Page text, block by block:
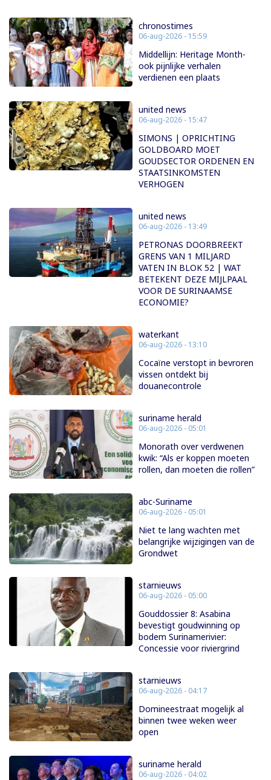
chronostimes
06-aug-2026 - 15:59
Middellijn: Heritage Month-
ook pijnlijke verhalen
verdienen een plaats
united news
06-aug-2026 - 15:47
SIMONS | OPRICHTING
GOLDBOARD MOET
GOUDSECTOR ORDENEN EN
STAATSINKOMSTEN
VERHOGEN
united news
06-aug-2026 - 13:49
PETRONAS DOORBREEKT
GRENS VAN 1 MILJARD
VATEN IN BLOK 52 | WAT
BETEKENT DEZE MIJLPAAL
VOOR DE SURINAAMSE
ECONOMIE?
waterkant
06-aug-2026 - 13:10
Cocaïne verstopt in bevroren
vissen ontdekt bij
douanecontrole
suriname herald
06-aug-2026 - 05:01
Monorath over verdwenen
kwik: “Als er koppen moeten
rollen, dan moeten die rollen”
abc-Suriname
06-aug-2026 - 05:01
Niet te lang wachten met
belangrijke wijzigingen van de
Grondwet
starnieuws
06-aug-2026 - 05:00
Gouddossier 8: Asabina
bevestigt goudwinning op
bodem Surinamerivier:
Concessie voor riviergrind
starnieuws
06-aug-2026 - 04:17
Domineestraat mogelijk al
binnen twee weken weer
open
suriname herald
06-aug-2026 - 04:02